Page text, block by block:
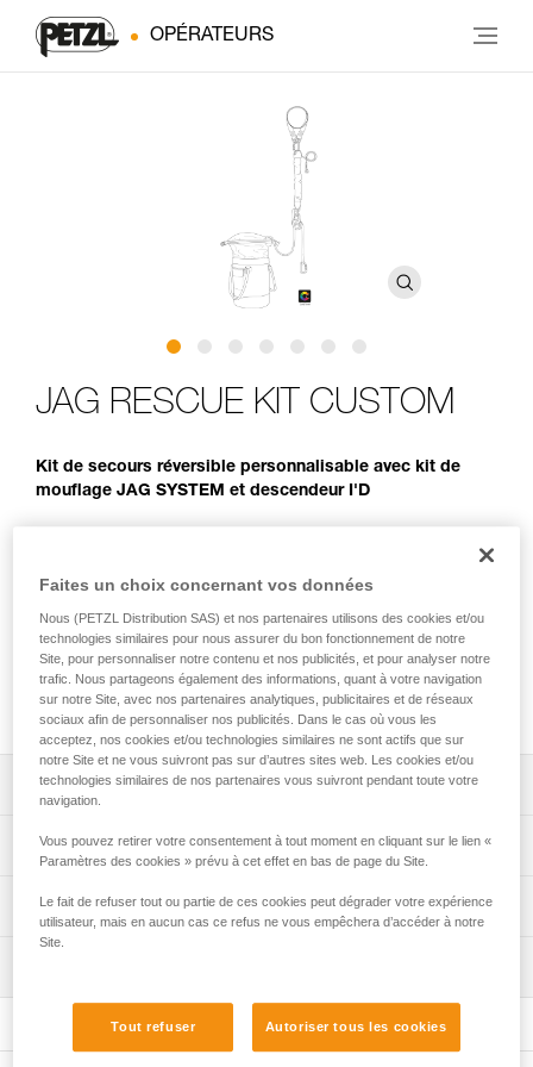
OPÉRATEURS
JAG RESCUE KIT CUSTOM
Kit de secours réversible personnalisable avec kit de
mouflage JAG SYSTEM et descendeur I'D
de la longueur de corde AXIS 11 mm de 10 à 185 mètres. Il
permet également le choix du type d'amarrages, de la
longueur du kit de mouflage, ainsi que du descendeur auto-
freinant avec fonction anti-panique I'D S ou I'D EVAC. Le kit
est conditionné dans un sac en fonction de la longueur de
corde choisie pour une solution prête à l'emploi.
Descriptif
Choix de la longueur et de la couleur de la corde :
- plusieurs longueurs possibles au mètre près, de 10 à
- corde AXIS 11 mm disponible en 6 couleurs (blanc,
jaune, noir, bleu, rouge, orange).
terminaison cousue avec manchon plastique blanc avec
Am'D d'un côté, et terminaison cousue dite d'arrêt avec
manchon rouge de l'autre.
Spécifications techniques
Charge maximale pour deux personnes (secours) : jusqu'à
250 kg (plus d'informations dans la notice technique et
dans les conseils techniques sur Petzl.com)
polyester
Informations techniques
Conseils pour l'entretien de vos équipements
Procédure de vérification EPI
Télécharger le pdf verif-EPI-JAG-RESCUE-KIT-procedure-
Faites un choix concernant vos données
Nous (PETZL Distribution SAS) et nos partenaires utilisons des cookies et/ou
technologies similaires pour nous assurer du bon fonctionnement de notre
Site, pour personnaliser notre contenu et nos publicités, et pour analyser notre
trafic. Nous partageons également des informations, quant à votre navigation
sur notre Site, avec nos partenaires analytiques, publicitaires et de réseaux
sociaux afin de personnaliser nos publicités. Dans le cas où vous les
acceptez, nos cookies et/ou technologies similaires ne sont actifs que sur
notre Site et ne vous suivront pas sur d’autres sites web. Les cookies et/ou
technologies similaires de nos partenaires vous suivront pendant toute votre
navigation.
Vous pouvez retirer votre consentement à tout moment en cliquant sur le lien «
Paramètres des cookies » prévu à cet effet en bas de page du Site.
Le fait de refuser tout ou partie de ces cookies peut dégrader votre expérience
utilisateur, mais en aucun cas ce refus ne vous empêchera d’accéder à notre
Site.
Tout refuser Autoriser tous les cookies